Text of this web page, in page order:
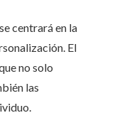
centrará en la
El
no solo
las